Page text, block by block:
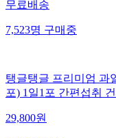
무료배송
7,523명구매중
탱글탱글 프리미엄 과
포) 1일1포 간편섭취
29,800원